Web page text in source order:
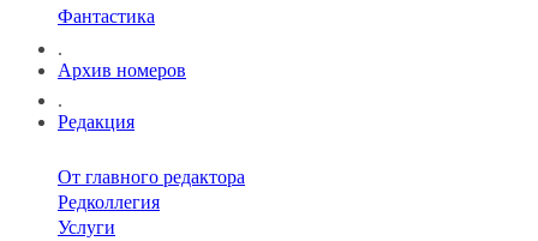
Фантастика
.
Архив номеров
.
Редакция
От главного редактора
Редколлегия
Услуги